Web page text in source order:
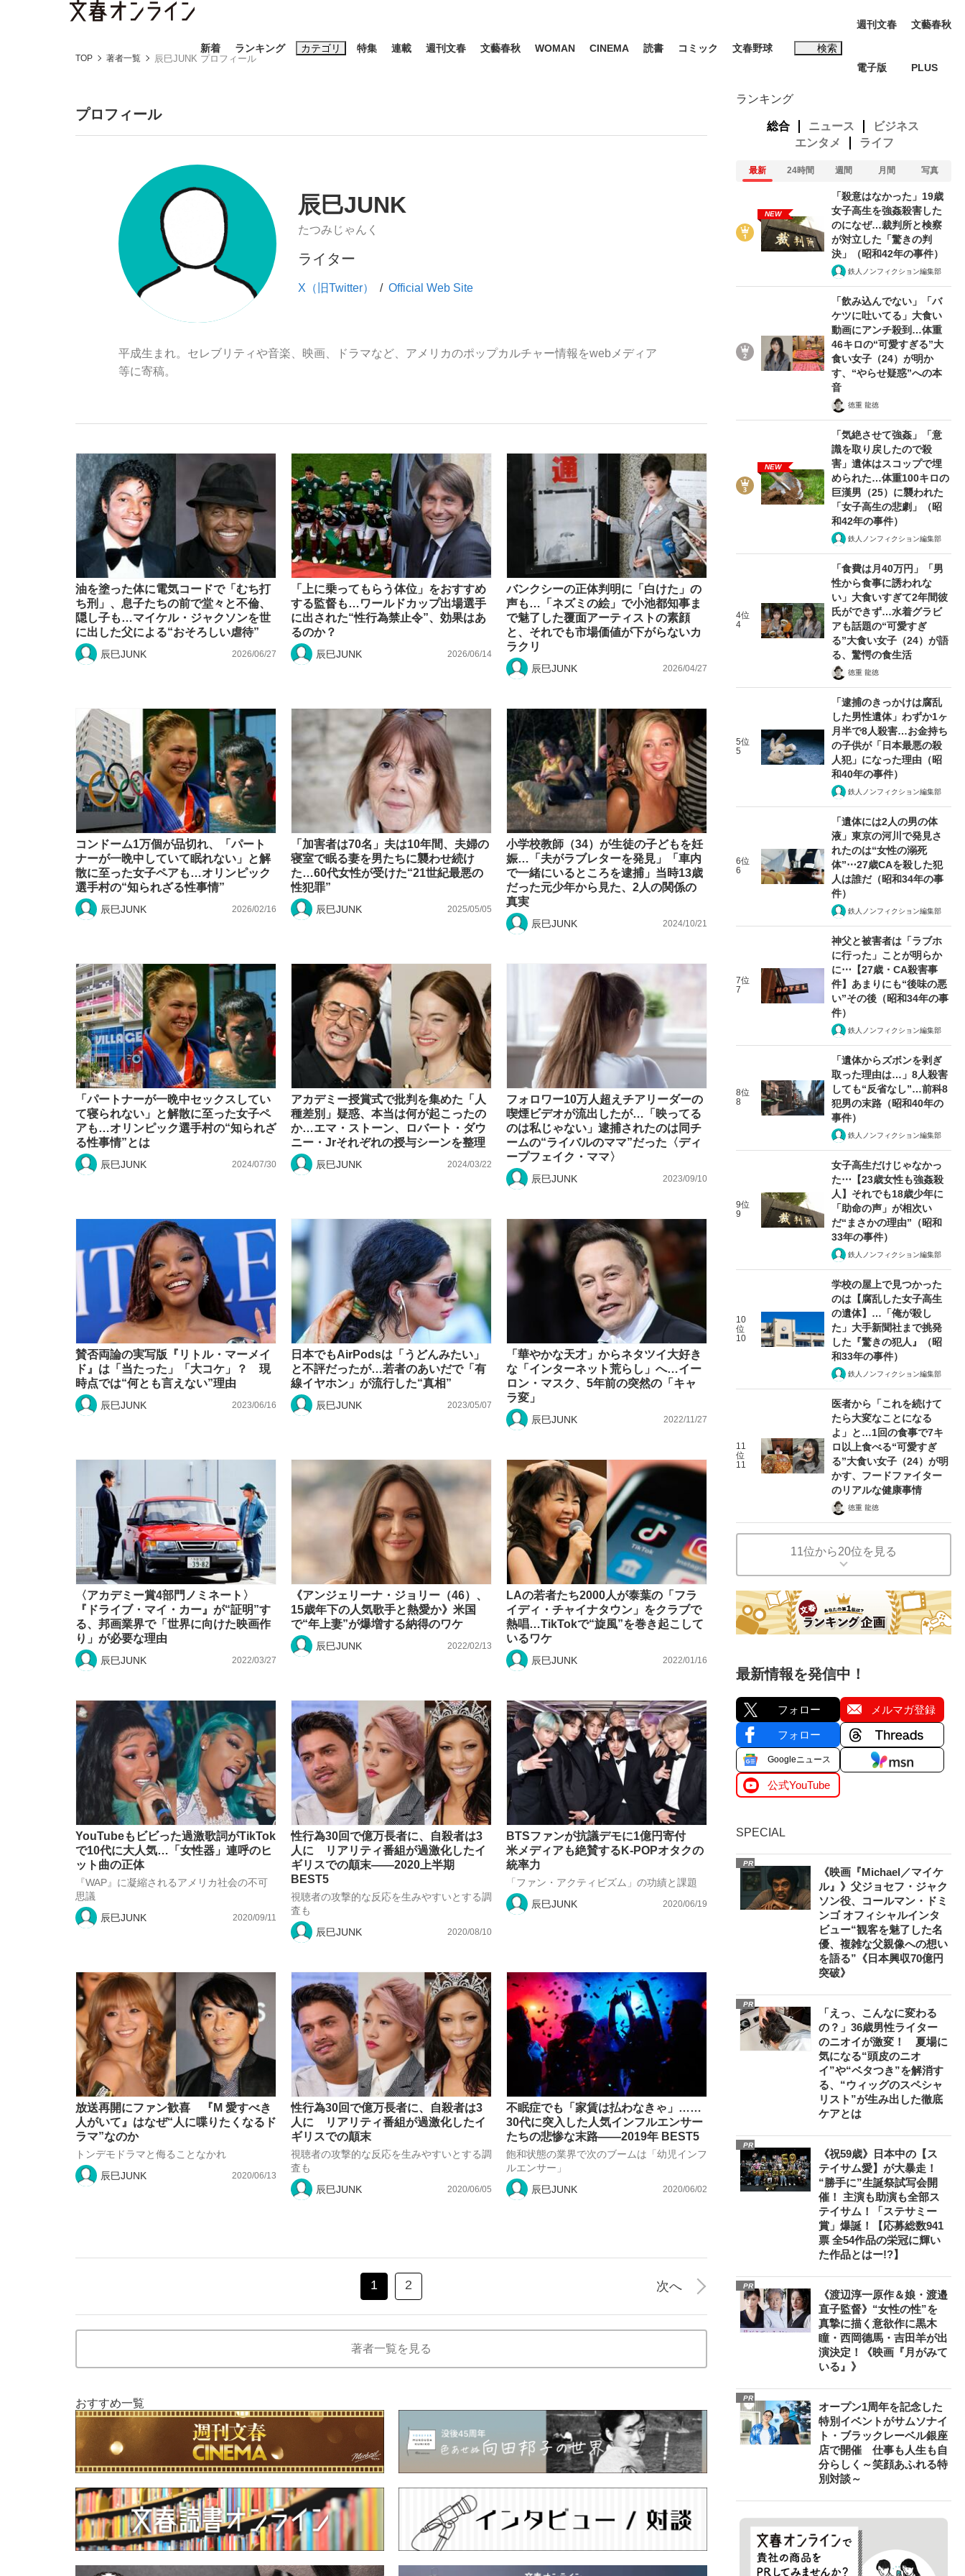
新着 ランキング カテゴリ
「90%は失敗する。でも…」本田圭佑が初めて明かした日本代表監督に... 「最悪の空気のまま解散」WBC日本代表“敗戦”の真実 選手が明かす...
「クマが悪者扱いされているのが悲しい」『北の国から』倉本聰氏（91...
「目標達成できなかったからと言って…」サッカー日本代表・森保一監督...
もっと見る
特集
終戦から81年
the Style
もっと見る
連載 週刊文春 文藝春秋 WOMAN CINEMA 読書 コミック 文春野球 検索
おすすめのキーワードタグ一覧
#玉木雄一郎
#亀和田武
週刊文春
電子版
文藝春秋
PLUS
TOP 著者一覧 辰巳JUNK プロフィール
プロフィール
辰巳JUNK
たつみじゃんく
ライター
X（旧Twitter） Official Web Site
平成生まれ。セレブリティや音楽、映画、ドラマなど、 アメリカのポップカルチャー情報をwebメディア
等に寄稿。
油を塗った体に電気コードで「むち打
ち刑」、息子たちの前で堂々と不倫、
隠し子も…マイケル・ジャクソンを世
に出した父による“おそろしい虐待”
辰巳JUNK 2026/06/27
「上に乗ってもらう体位」をおすすめ
する監督も…ワールドカップ出場選手
に出された“性行為禁止令”、効果はあ
るのか？
辰巳JUNK 2026/06/14
バンクシーの正体判明に「白けた」の
声も…「ネズミの絵」で小池都知事ま
で魅了した覆面アーティストの素顔
と、それでも市場価値が下がらないカ
ラクリ
辰巳JUNK 2026/04/27
コンドーム1万個が品切れ、「パート
ナーが一晩中していて眠れない」と解
散に至った女子ペアも…オリンピック
選手村の“知られざる性事情”
辰巳JUNK 2026/02/16
「加害者は70名」夫は10年間、夫婦の
寝室で眠る妻を男たちに襲わせ続け
た…60代女性が受けた“21世紀最悪の
性犯罪”
辰巳JUNK 2025/05/05
小学校教師（34）が生徒の子どもを妊
娠…「夫がラブレターを発見」「車内
で一緒にいるところを逮捕」当時13歳
だった元少年から見た、2人の関係の
真実
辰巳JUNK 2024/10/21
「パートナーが一晩中セックスしてい
て寝られない」と解散に至った女子ペ
アも…オリンピック選手村の“知られざ
る性事情”とは
辰巳JUNK 2024/07/30
アカデミー授賞式で批判を集めた「人
種差別」疑惑、本当は何が起こったの
か…エマ・ストーン、ロバート・ダウ
ニー・Jrそれぞれの授与シーンを整理
辰巳JUNK 2024/03/22
フォロワー10万人超えチアリーダーの
喫煙ビデオが流出したが…「映ってる
のは私じゃない」逮捕されたのは同チ
ームの“ライバルのママ”だった〈ディ
ープフェイク・ママ〉
辰巳JUNK 2023/09/10
賛否両論の実写版『リトル・マーメイ
ド』は「当たった」「大コケ」？ 現
時点では“何とも言えない”理由
辰巳JUNK 2023/06/16
日本でもAirPodsは「うどんみたい」
と不評だったが…若者のあいだで「有
線イヤホン」が流行した“真相”
辰巳JUNK 2023/05/07
「華やかな天才」からネタツイ大好き
な「インターネット荒らし」へ…イー
ロン・マスク、5年前の突然の「キャ
ラ変」
辰巳JUNK 2022/11/27
〈アカデミー賞4部門ノミネート〉
『ドライブ・マイ・カー』が“証明”す
る、邦画業界で「世界に向けた映画作
り」が必要な理由
辰巳JUNK 2022/03/27
《アンジェリーナ・ジョリー（46）、
15歳年下の人気歌手と熱愛か》米国
で“年上妻”が爆増する納得のワケ
辰巳JUNK 2022/02/13
LAの若者たち2000人が泰葉の「フラ
イディ・チャイナタウン」をクラブで
熱唱…TikTokで“旋風”を巻き起こして
いるワケ
辰巳JUNK 2022/01/16
YouTubeもビビった過激歌詞がTikTok
で10代に大人気…「女性器」連呼のヒ
ット曲の正体
『WAP』に凝縮されるアメリカ社会の不可
思議
辰巳JUNK
2020/09/11
性行為30回で億万長者に、自殺者は3
人に リアリティ番組が過激化したイ
ギリスでの顛末――2020上半期
BEST5
視聴者の攻撃的な反応を生みやすいとする調
査も
辰巳JUNK
2020/08/10
BTSファンが抗議デモに1億円寄付
米メディアも絶賛するK-POPオタクの
統率力
「ファン・アクティビズム」の功績と課題
辰巳JUNK
2020/06/19
放送再開にファン歓喜 『M 愛すべき
人がいて』はなぜ“人に喋りたくなるド
ラマ”なのか
トンデモドラマと侮ることなかれ
辰巳JUNK
2020/06/13
性行為30回で億万長者に、自殺者は3
人に リアリティ番組が過激化したイ
ギリスでの顛末
視聴者の攻撃的な反応を生みやすいとする調
査も
辰巳JUNK
2020/06/05
不眠症でも「家賃は払わなきゃ」……
30代に突入した人気インフルエンサー
たちの悲惨な末路――2019年 BEST5
飽和状態の業界で次のブームは「幼児インフ
ルエンサー」
辰巳JUNK
2020/06/02
1 2 次へ
著者一覧を見る
おすすめ一覧
ランキング
総合 ニュース
ビジネス
エンタメ
ライフ
最新 24時間 週間 月間 写真
NEW
「殺意はなかった」19歳
女子高生を強姦殺害した
のになぜ…裁判所と検察
が対立した「驚きの判
決」（昭和42年の事件）
鉄人ノンフィクション編集部
「飲み込んでない」「バ
ケツに吐いてる」大食い
動画にアンチ殺到…体重
46キロの“可愛すぎる”大
食い女子（24）が明か
す、“やらせ疑惑”への本
音
徳重 龍徳
NEW
「気絶させて強姦」「意
識を取り戻したので殺
害」遺体はスコップで埋
められた…体重100キロの
巨漢男（25）に襲われた
「女子高生の悲劇」（昭
和42年の事件）
鉄人ノンフィクション編集部
4位
4
「食費は月40万円」「男
性から食事に誘われな
い」大食いすぎて2年間彼
氏ができず…水着グラビ
アも話題の“可愛すぎ
る”大食い女子（24）が語
る、驚愕の食生活
徳重 龍徳
5位
5
「逮捕のきっかけは腐乱
した男性遺体」わずか1ヶ
月半で8人殺害…お金持ち
の子供が「日本最悪の殺
人犯」になった理由（昭
和40年の事件）
鉄人ノンフィクション編集部
6位
6
「遺体には2人の男の体
液」東京の河川で発見さ
れたのは“女性の溺死
体”⋯27歳CAを殺した犯
人は誰だ（昭和34年の事
件）
鉄人ノンフィクション編集部
7位
7
神父と被害者は「ラブホ
に行った」ことが明らか
に⋯【27歳・CA殺害事
件】あまりにも“後味の悪
い”その後（昭和34年の事
件）
鉄人ノンフィクション編集部
8位
8
「遺体からズボンを剥ぎ
取った理由は…」8人殺害
しても“反省なし”…前科8
犯男の末路（昭和40年の
事件）
鉄人ノンフィクション編集部
9位
9
女子高生だけじゃなかっ
た⋯【23歳女性も強姦殺
人】それでも18歳少年に
「助命の声」が相次い
だ“まさかの理由”（昭和
33年の事件）
鉄人ノンフィクション編集部
10
位
10
学校の屋上で見つかった
のは【腐乱した女子高生
の遺体】…「俺が殺し
た」大手新聞社まで挑発
した『驚きの犯人』（昭
和33年の事件）
鉄人ノンフィクション編集部
11
位
11
医者から「これを続けて
たら大変なことになる
よ」と…1回の食事で7キ
ロ以上食べる“可愛すぎ
る”大食い女子（24）が明
かす、フードファイター
のリアルな健康事情
徳重 龍徳
11位から20位を見る
最新情報を発信中！
フォロー メルマガ登録
フォロー
Googleニュース
公式YouTube
SPECIAL
PR
《映画『Michael／マイケ
ル』》父ジョセフ・ジャク
ソン役、コールマン・ドミ
ンゴ オフィシャルインタ
ビュー“観客を魅了した名
優、複雑な父親像への想い
を語る”《日本興収70億円
突破》
PR
「えっ、こんなに変わる
の？」36歳男性ライター
のニオイが激変！ 夏場に
気になる“頭皮のニオ
イ”や“ベタつき”を解消す
る、“ウィッグのスペシャ
リスト”が生み出した徹底
ケアとは
PR
《祝59歳》日本中の【ス
テイサム愛】が大暴走！
“勝手に”生誕祭試写会開
催！ 主演も助演も全部ス
テイサム！「ステサミー
賞」爆誕！【応募総数941
票 全54作品の栄冠に輝い
た作品とはー!?】
PR
《渡辺淳一原作＆娘・渡邉
直子監督》“女性の性”を
真摯に描く意欲作に黒木
瞳・西岡德馬・吉田羊が出
演決定！《映画『月がみて
いる』》
PR
オープン1周年を記念した
特別イベントがサムソナイ
ト・ブラックレーベル銀座
店で開催 仕事も人生も自
分らしく～笑顔あふれる特
別対談～